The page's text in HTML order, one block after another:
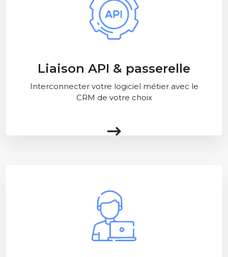
Liaison API & passerelle
Interconnecter votre logiciel métier avec le
CRM de votre choix